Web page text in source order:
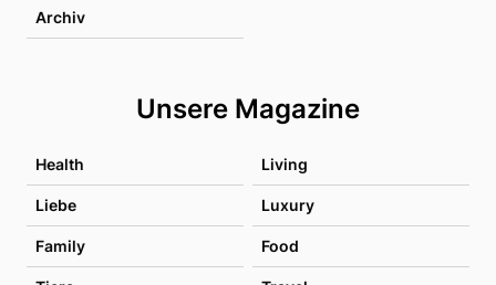
Archiv
Unsere Magazine
Health Living
Liebe Luxury
Family Food